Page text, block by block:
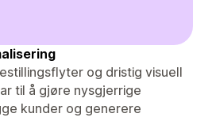
og dristig visuell
til å gjøre nysgjerrige
kunder og generere